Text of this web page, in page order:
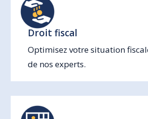
Droit fiscal
Optimisez votre situation
de nos experts.